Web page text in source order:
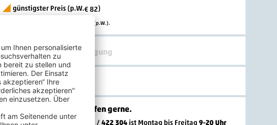
günstigster Preis (p.W.€ 82)
Preise pro Person oder pro Wohneinheit (p.W.).
3 Zimmertyp & Verpflegung
4 Tarif
Sie haben Fragen? Wir helfen gerne.
Unsere Urlaubs-Hotline 02203 / 422 304 ist Montag bis Freitag9-20 Uhr